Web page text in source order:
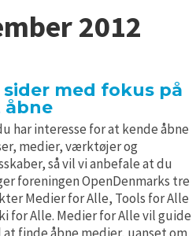
Commons
Commons
2012
sider med fokus på
åbne
har interesse for at kende åbne
medier, værktøjer og
så vil vi anbefale at du
foreningen OpenDenmarks tre
Medier for Alle, Tools for Alle
for Alle. Medier for Alle vil guide